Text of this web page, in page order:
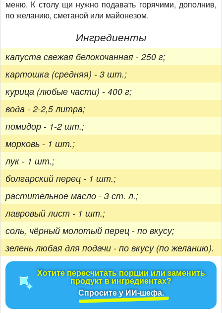
меню. К столу щи нужно подавать горячими, дополнив,
по желанию, сметаной или майонезом.
Ингредиенты
капуста свежая белокочанная - 250 г;
картошка (средняя) - 3 шт.;
курица (любые части) - 400 г;
вода - 2-2,5 литра;
помидор - 1-2 шт.;
морковь - 1 шт.;
лук - 1 шт.;
болгарский перец - 1 шт.;
растительное масло - 3 ст. л.;
лавровый лист - 1 шт.;
соль, чёрный молотый перец - по вкусу;
зелень любая для подачи - по вкусу (по желанию).
Хотите пересчитать порции или заменить
продукт в ингредиентах?
Спросите у ИИ-шефа.